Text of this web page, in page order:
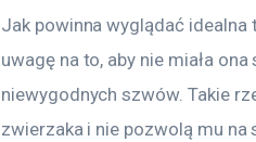
Jak powinna wyglądać
uwagę na to, aby nie miała
niewygodnych szwów. Takie
zwierzaka i nie pozwolą mu na